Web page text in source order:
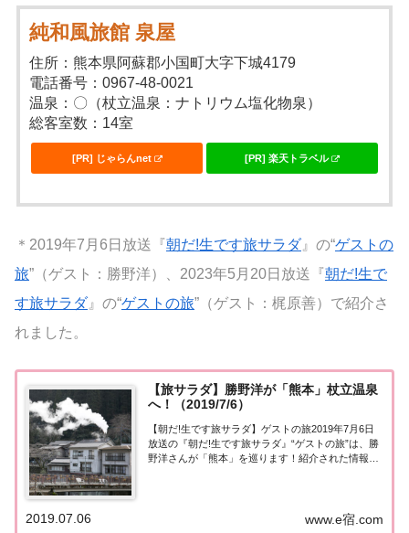
純和風旅館 泉屋
住所：熊本県阿蘇郡小国町大字下城4179
電話番号：0967-48-0021
温泉：〇（杖立温泉：ナトリウム塩化物泉）
総客室数：14室
[PR] じゃらんnet [PR] 楽天トラベル
＊2019年7月6日放送『朝だ!生です旅サラダ』の“ゲストの
旅”（ゲスト：勝野洋）、2023年5月20日放送『朝だ!生で
す旅サラダ』の“ゲストの旅”（ゲスト：梶原善）で紹介さ
れました。
【旅サラダ】勝野洋が「熊本」杖立温泉
へ！（2019/7/6）
【朝だ!生です旅サラダ】ゲストの旅2019年7月6日
放送の『朝だ!生です旅サラダ』“ゲストの旅”は、勝
野洋さんが「熊本」を巡ります！紹介された情報は
www.e宿.com
2019.07.06